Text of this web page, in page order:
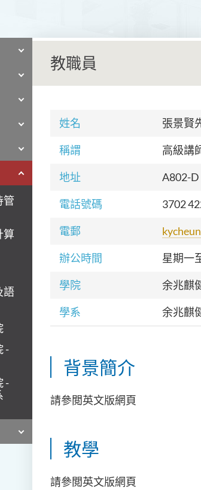
管
算
語
-
-
教職員
姓名 張景賢
稱謂 高級講
地址 A802-D
電話號碼 3702
電郵
辦公時間 星期一
學院 余兆麒
學系 余兆麒
背景簡介
請參閲英文版網頁
教學
請參閲英文版網頁